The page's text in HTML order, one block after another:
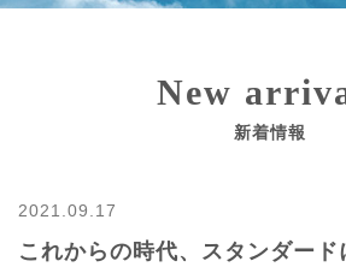
New
新着情報
2021.09.17
これからの時代、スタンダード